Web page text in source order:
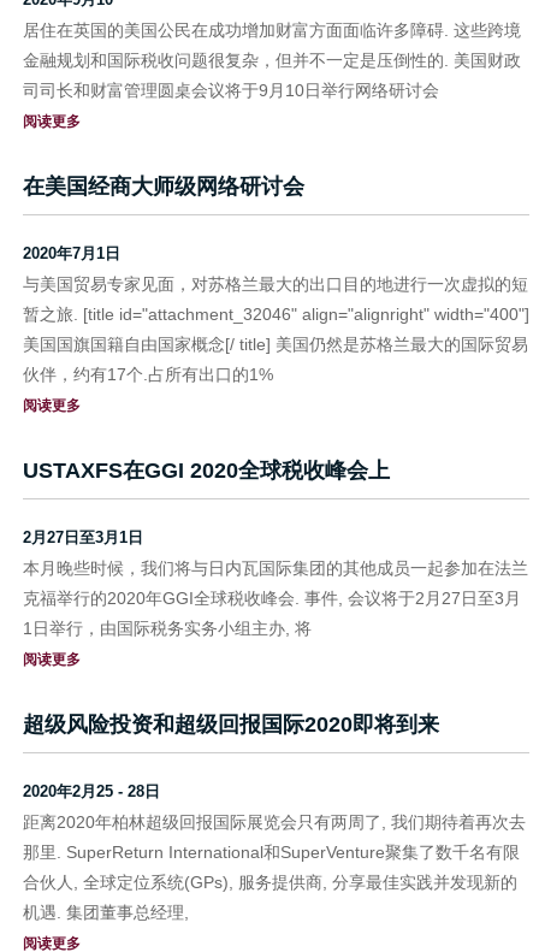
居住在英国的美国公民在成功增加财富方面面临许多障碍. 这些跨境
金融规划和国际税收问题很复杂，但并不一定是压倒性的. 美国财政
司司长和财富管理圆桌会议将于9月10日举行网络研讨会
阅读更多
在美国经商大师级网络研讨会
2020年7月1日
与美国贸易专家见面，对苏格兰最大的出口目的地进行一次虚拟的短
暂之旅. [title id="attachment_32046" align="alignright" width="400"]
美国国旗国籍自由国家概念[/ title] 美国仍然是苏格兰最大的国际贸易
伙伴，约有17个.占所有出口的1%
阅读更多
USTAXFS在GGI 2020全球税收峰会上
2月27日至3月1日
本月晚些时候，我们将与日内瓦国际集团的其他成员一起参加在法兰
克福举行的2020年GGI全球税收峰会. 事件, 会议将于2月27日至3月
1日举行，由国际税务实务小组主办, 将
阅读更多
超级风险投资和超级回报国际2020即将到来
2020年2月25 - 28日
距离2020年柏林超级回报国际展览会只有两周了, 我们期待着再次去
那里. SuperReturn International和SuperVenture聚集了数千名有限
合伙人, 全球定位系统(GPs), 服务提供商, 分享最佳实践并发现新的
机遇. 集团董事总经理,
阅读更多